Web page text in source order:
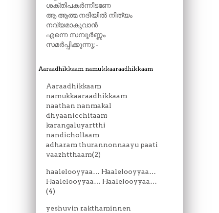
ശക്തിപകർന്നീടണേ
ആ ആത്മ നദിയിൽ നിത്യം
നവ്യമാകുവാൻ
എന്നെ സമ്പൂർണ്ണം
സമർപ്പിക്കുന്നു;-
Aaraadhikkaam namukkaaraadhikkaam
Aaraadhikkaam
namukkaaraadhikkaam
naathan nanmakal
dhyaanicchitaam
karangaluyartthi
nandichollaam
adharam thurannonnaayu paati
vaazhtthaam(2)
haalelooyyaa… Haalelooyyaa…
Haalelooyyaa… Haalelooyyaa…
(4)
yeshuvin rakthaminnen